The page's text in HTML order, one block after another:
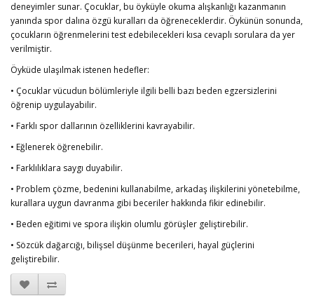
deneyimler sunar. Çocuklar, bu öyküyle okuma alışkanlığı kazanmanın
yanında spor dalına özgü kuralları da öğreneceklerdir. Öykünün sonunda,
çocukların öğrenmelerini test edebilecekleri kısa cevaplı sorulara da yer
verilmiştir.
Öyküde ulaşılmak istenen hedefler:
• Çocuklar vücudun bölümleriyle ilgili belli bazı beden egzersizlerini
öğrenip uygulayabilir.
• Farklı spor dallarının özelliklerini kavrayabilir.
• Eğlenerek öğrenebilir.
• Farklılıklara saygı duyabilir.
• Problem çözme, bedenini kullanabilme, arkadaş ilişkilerini yönetebilme,
kurallara uygun davranma gibi beceriler hakkında fikir edinebilir.
• Beden eğitimi ve spora ilişkin olumlu görüşler geliştirebilir.
• Sözcük dağarcığı, bilişsel düşünme becerileri, hayal güçlerini
geliştirebilir.